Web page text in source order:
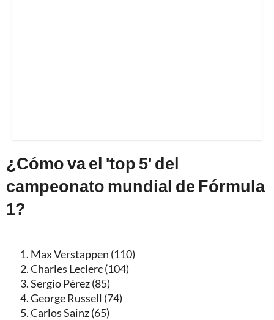
¿Cómo va el 'top 5' del
campeonato mundial de Fórmula
1?
Max Verstappen (110)
Charles Leclerc (104)
Sergio Pérez (85)
George Russell (74)
Carlos Sainz (65)